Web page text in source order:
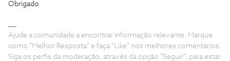
Obrigado
Ajude a comunidade a encontrar informação relevante. Marque
como "Melhor Resposta" e faça "Like" nos melhores comentários.
Siga os perfis da moderação, através da opção "Seguir", para estar